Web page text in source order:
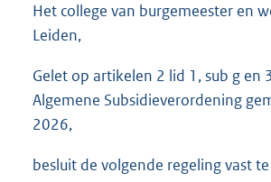
Het college van burgemeester en
Leiden,
Gelet op artikelen 2 lid 1, sub g en
Algemene Subsidieverordening
2026,
besluit de volgende regeling vast